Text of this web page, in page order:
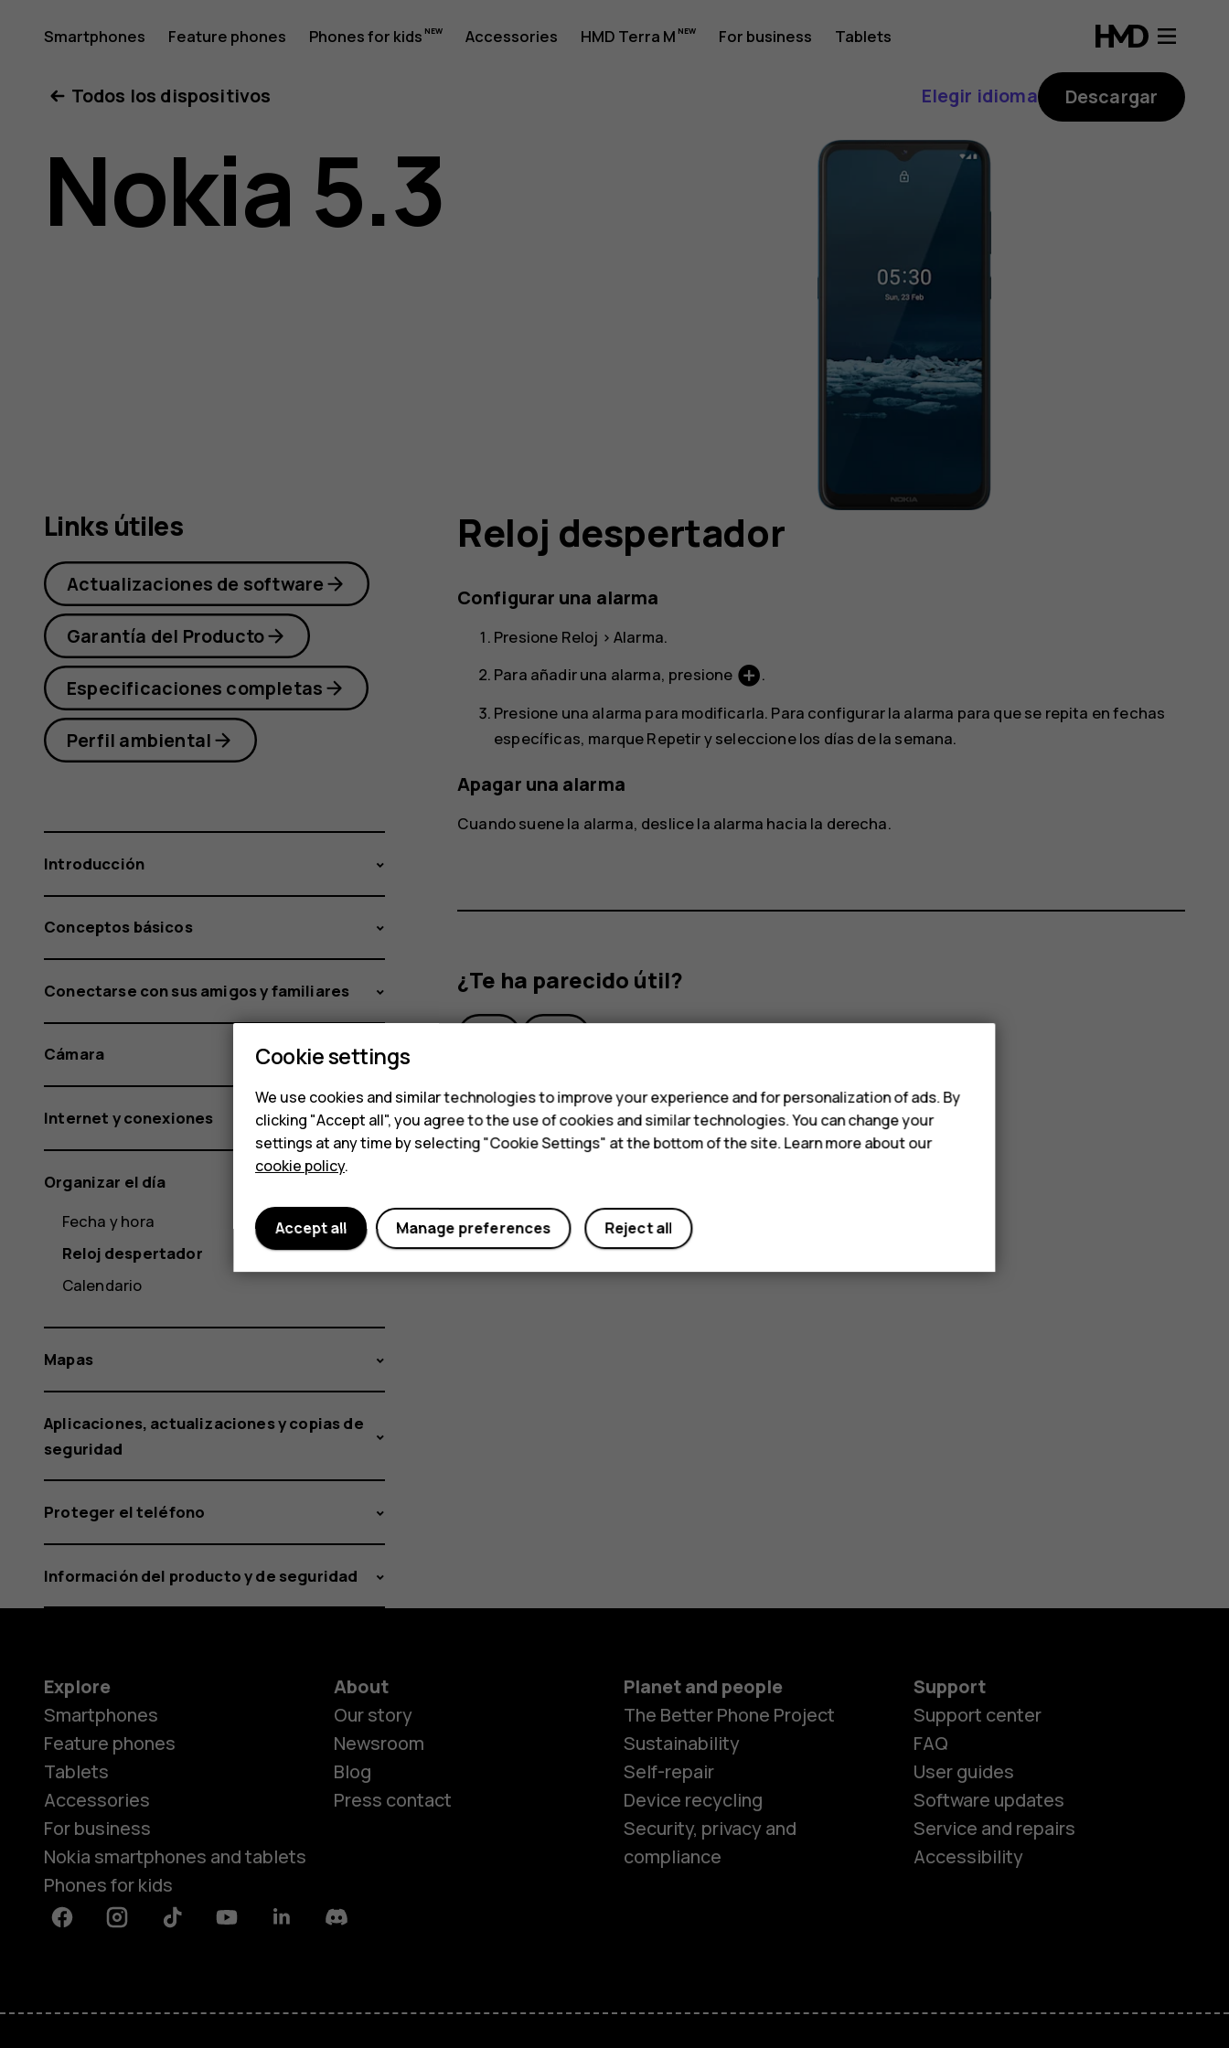
Guía
del
usuario
5.3
Smartphones Feature phones Phones for kids Accessories HMD Terra M For business Tablets
Smartphones
Accessories
Todos los dispositivos Elegir idioma Descargar
Nokia 5.3
Reloj despertador
Configurar una alarma
Presione Reloj > Alarma.
Para añadir una alarma, presione add_circle.
Presione una alarma para modificarla. Para configurar la alarma para que se repita en fechas
específicas, marqueRepetiry seleccione los días de la semana.
Apagar una alarma
Cuando suene la alarma, deslice la alarma hacia la derecha.
¿Te ha parecido útil?
Links útiles
Actualizaciones de software
Garantía del Producto
Especificaciones completas
Perfil ambiental
Introducción
Conceptos básicos
Conectarse con sus amigos y familiares
Cámara
Internet y conexiones
Organizar el día
Fecha y hora
Reloj despertador
Calendario
Mapas
Aplicaciones, actualizaciones y copias de
seguridad
Proteger el teléfono
Información del producto y de seguridad
Explore
Smartphones
Feature phones
Tablets
Accessories
For business
Nokia smartphones and tablets
Phones for kids
About
Our story
Newsroom
Blog
Press contact
Planet and people
The Better Phone Project
Sustainability
Self-repair
Device recycling
Security, privacy and
compliance
Support
Support center
FAQ
User guides
Software updates
Service and repairs
Accessibility
FacebookInstagramTiktok YoutubeLinkedinDiscord
Cookie settings
We use cookies and similar technologies to improve your experience and for personalization of ads. By
clicking "Accept all", you agree to the use of cookies and similar technologies. You can change your
settings at any time by selecting "Cookie Settings" at the bottom of the site. Learn more about our
cookie policy.
Reject all
Manage preferences
Accept all